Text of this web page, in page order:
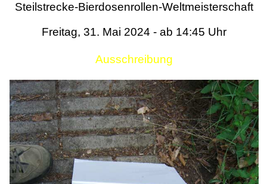
Literatur
Termine
Steilstrecke-Bierdosenrollen-Weltmeisterschaft
Freitag, 31. Mai 2024 - ab 14:45 Uhr
Ausschreibung